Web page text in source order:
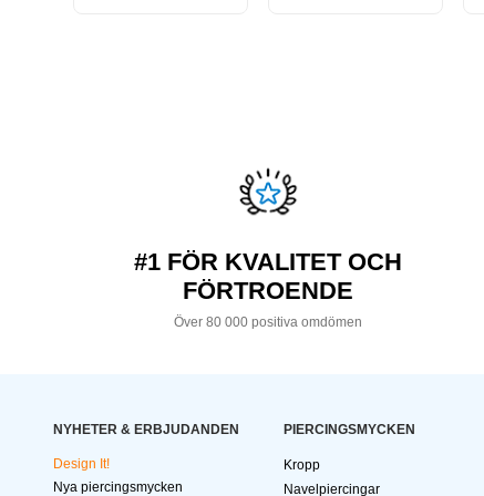
#1 FÖR KVALITET OCH
FÖRTROENDE
Över 80 000 positiva omdömen
NYHETER & ERBJUDANDEN
Design It!
Nya piercingsmycken
PIERCINGSMYCKEN
Kropp
Navelpiercingar